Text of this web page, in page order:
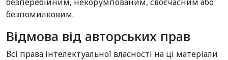
безпомилковим.
Відмова від авторських прав
Всі права інтелектуальної власності на ці матеріали